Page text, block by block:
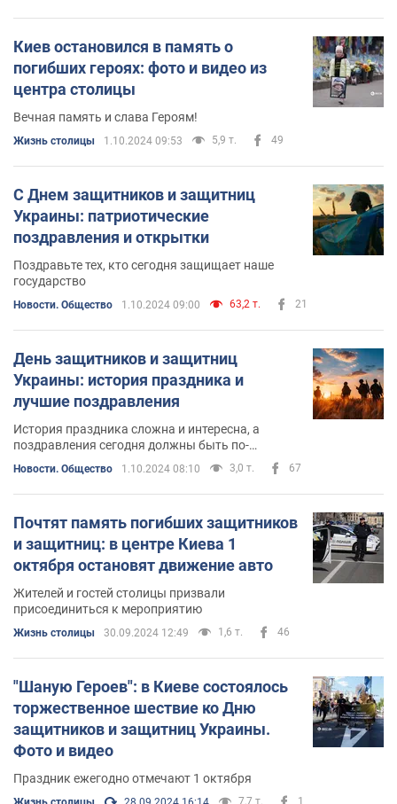
Киев остановился в память о
погибших героях: фото и видео из
центра столицы
Вечная память и слава Героям!
Жизнь столицы 1.10.2024 09:53 5,9 т. 49
С Днем защитников и защитниц
Украины: патриотические
поздравления и открытки
Поздравьте тех, кто сегодня защищает наше
государство
Новости. Общество 1.10.2024 09:00 63,2 т. 21
День защитников и защитниц
Украины: история праздника и
лучшие поздравления
История праздника сложна и интересна, а
поздравления сегодня должны быть по-
Новости. Общество 1.10.2024 08:10 3,0 т. 67
Почтят память погибших защитников
и защитниц: в центре Киева 1
октября остановят движение авто
Жителей и гостей столицы призвали
присоединиться к мероприятию
Жизнь столицы 30.09.2024 12:49 1,6 т. 46
"Шаную Героев": в Киеве состоялось
торжественное шествие ко Дню
защитников и защитниц Украины.
Фото и видео
Праздник ежегодно отмечают 1 октября
7,7 т. 1